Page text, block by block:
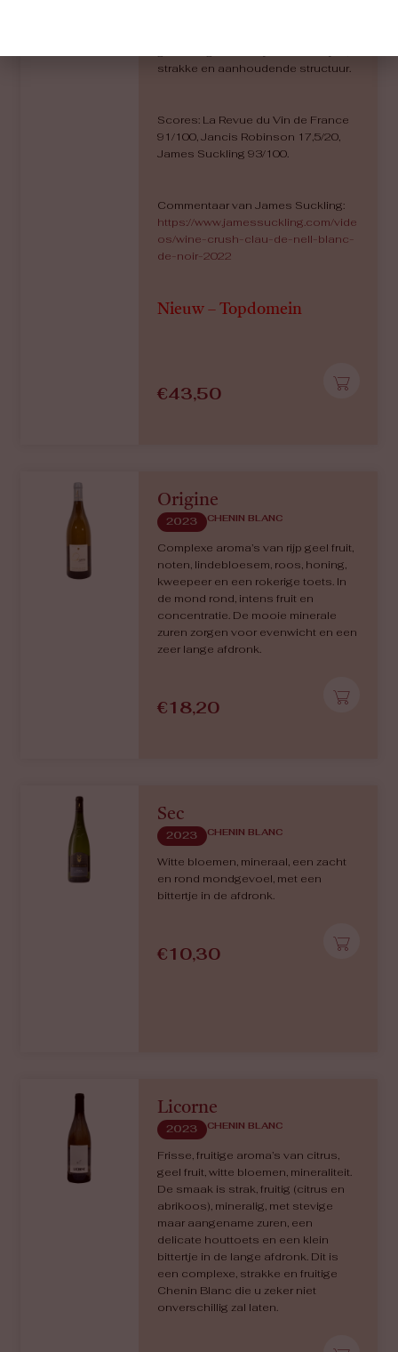
strakke en aanhoudende structuur.
Scores: La Revue du Vin de France
91/100, Jancis Robinson 17,5/20,
James Suckling 93/100.
Commentaar van James Suckling:
https://www.jamessuckling.com/vide
os/wine-crush-clau-de-nell-blanc-
de-noir-2022
Nieuw – Topdomein
€43,50
Origine
2023 CHENIN BLANC
Complexe aroma’s van rijp geel fruit,
noten, lindebloesem, roos, honing,
kweepeer en een rokerige toets. In
de mond rond, intens fruit en
concentratie. De mooie minerale
zuren zorgen voor evenwicht en een
zeer lange afdronk.
€18,20
Sec
2023 CHENIN BLANC
Witte bloemen, mineraal, een zacht
en rond mondgevoel, met een
bittertje in de afdronk.
€10,30
Licorne
2023 CHENIN BLANC
Frisse, fruitige aroma’s van citrus,
geel fruit, witte bloemen, mineraliteit.
De smaak is strak, fruitig (citrus en
abrikoos), mineralig, met stevige
maar aangename zuren, een
delicate houttoets en een klein
bittertje in de lange afdronk. Dit is
een complexe, strakke en fruitige
Chenin Blanc die u zeker niet
onverschillig zal laten.